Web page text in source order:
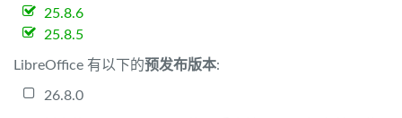
25.8.6
25.8.5
LibreOffice 有以下的预发布版本:
26.8.0